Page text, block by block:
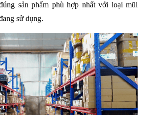
sản phẩm phù hợp nhất với loại mũi
sử dụng.